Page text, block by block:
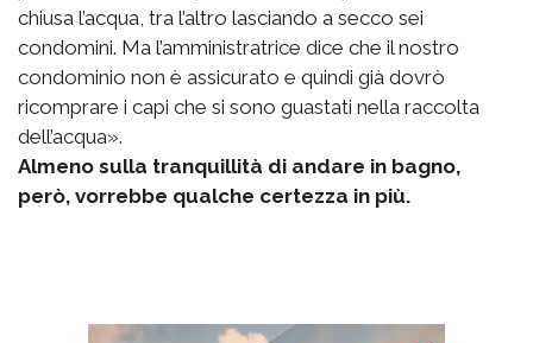
chiusa l’acqua, tra l’altro lasciando a secco sei
condomini. Ma l’amministratrice dice che il nostro
condominio non è assicurato e quindi già dovrò
ricomprare i capi che si sono guastati nella raccolta
dell’acqua».
Almeno sulla tranquillità di andare in bagno,
però, vorrebbe qualche certezza in più.